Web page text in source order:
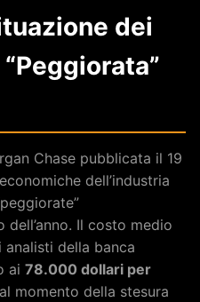
dei
Chase pubblicata il 19
dell’industria
Il costo medio
della banca
ai 78.000 dollari per
momento della stesura